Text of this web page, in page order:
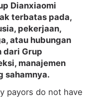
Dianxiaomi
terbatas pada,
pekerjaan,
atau hubungan
dari Grup
manajemen
sahamnya.
payors do not have